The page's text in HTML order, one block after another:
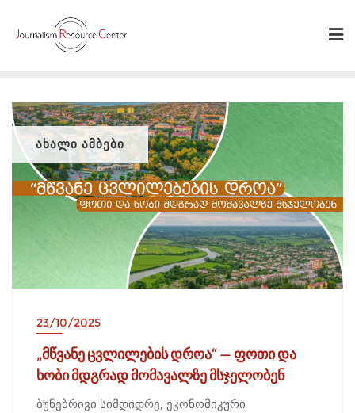
ᲐᲮᲐᲚᲘ ᲐᲛᲑᲔᲑᲘ
23/10/2025
„მწვანე ცვლილების დროა“ — ფოთი და
ხობი მდგრად მომავალზე მსჯელობენ
ბუნებრივი სიმდიდრე, ეკონომიკური